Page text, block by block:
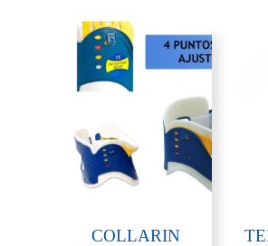
COLLARIN